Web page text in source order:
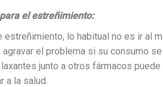
el estreñimiento:
estreñimiento, lo habitual no es ir al
el problema si su consumo se
junto a otros fármacos
a la salud.